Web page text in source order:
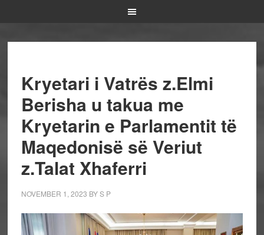
Kryetari i Vatrës z.Elmi
Berisha u takua me
Kryetarin e Parlamentit të
Maqedonisë së Veriut
z.Talat Xhaferri
NOVEMBER 1, 2023 BYS P